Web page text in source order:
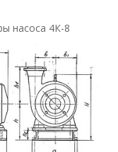
насоса 4К-8